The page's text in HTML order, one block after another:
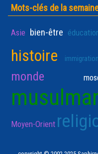
Mots-clés de la
Asie bien-être
histoire immigration
monde
Moyen-Orient